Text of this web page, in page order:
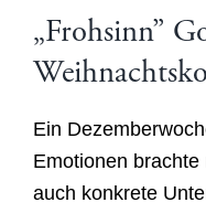
„Frohsinn”
Ein
Emotionen
auch konkrete